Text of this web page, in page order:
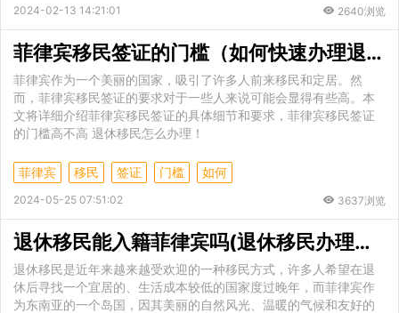
2024-02-13 14:21:01 2640浏览
菲律宾移民签证的门槛（如何快速办理退休移民）
菲律宾作为一个美丽的国家，吸引了许多人前来移民和定居。然
而，菲律宾移民签证的要求对于一些人来说可能会显得有些高。本
文将详细介绍菲律宾移民签证的具体细节和要求，菲律宾移民签证
的门槛高不高 退休移民怎么办理！
菲律宾 移民 签证 门槛 如何
2024-05-25 07:51:02 3637浏览
退休移民能入籍菲律宾吗(退休移民办理流程)
退休移民是近年来越来越受欢迎的一种移民方式，许多人希望在退
休后寻找一个宜居的、生活成本较低的国家度过晚年，而菲律宾作
为东南亚的一个岛国，因其美丽的自然风光、温暖的气候和友好的